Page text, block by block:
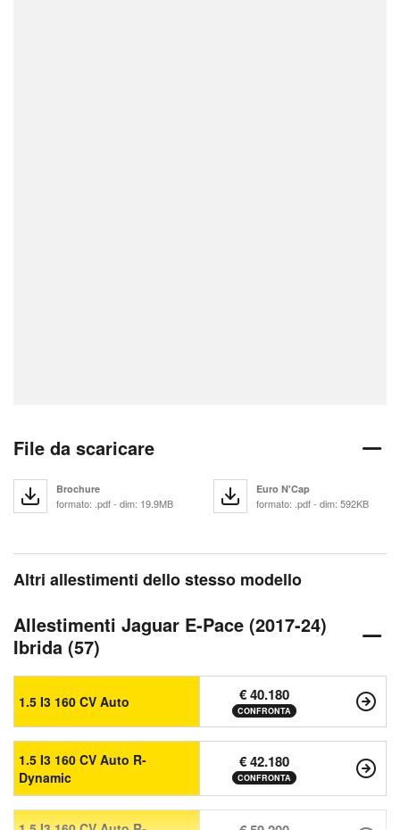
File da scaricare
Brochure
formato: .pdf - dim: 19.9MB
Euro N'Cap
formato: .pdf - dim: 592KB
Altri allestimenti dello stesso modello
Allestimenti Jaguar E-Pace (2017-24)
Ibrida (57)
1.5 I3 160 CV Auto € 40.180
CONFRONTA
1.5 I3 160 CV Auto R-
Dynamic
€ 42.180
CONFRONTA